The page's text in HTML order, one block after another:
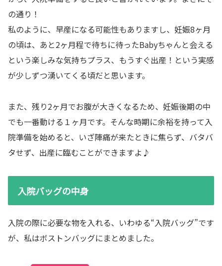
の通り！
私のように、早産になる可能性もありますし、妊娠8ヶ月
の頃は、あと2ヶ月程で待ちに待ったBabyちゃんと会える
という楽しみな気持ちプラス、もうすぐ出産！という実感
が少しずつ湧いてくる頃だと思います。
また、残り2ヶ月でお腹が大きくなるため、妊娠後期の中
でも一番動ける１ヶ月です。そんな時期に余裕を持って入
院準備を始めると、いざ陣痛が来たときに焦らず、バタバ
タせず、出産に臨むことができますよ♪
入院バッグの中身
入院の際に必要な物を入れる、いわゆる“入院バッグ”です
が、私はボストンバッグにまとめました。